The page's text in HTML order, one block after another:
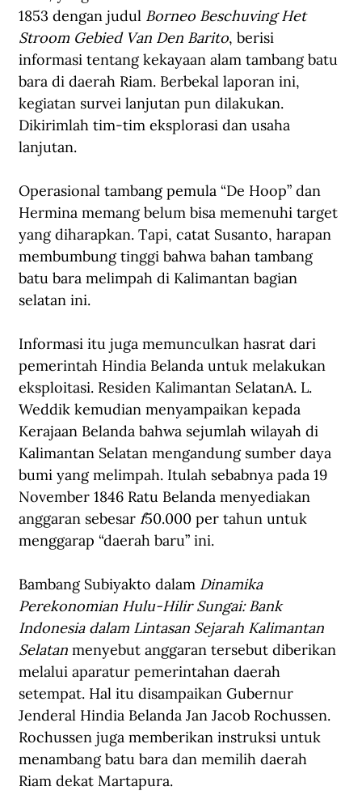
1853 dengan judul Borneo Beschuving Het
Stroom Gebied Van Den Barito, berisi
informasi tentang kekayaan alam tambang batu
bara di daerah Riam. Berbekal laporan ini,
kegiatan survei lanjutan pun dilakukan.
Dikirimlah tim-tim eksplorasi dan usaha
lanjutan.
Operasional tambang pemula “De Hoop” dan
Hermina memang belum bisa memenuhi target
yang diharapkan. Tapi, catat Susanto, harapan
membumbung tinggi bahwa bahan tambang
batu bara melimpah di Kalimantan bagian
selatan ini.
Informasi itu juga memunculkan hasrat dari
pemerintah Hindia Belanda untuk melakukan
eksploitasi. Residen Kalimantan SelatanA. L.
Weddik kemudian menyampaikan kepada
Kerajaan Belanda bahwa sejumlah wilayah di
Kalimantan Selatan mengandung sumber daya
bumi yang melimpah. Itulah sebabnya pada 19
November 1846 Ratu Belanda menyediakan
anggaran sebesar f50.000 per tahun untuk
menggarap “daerah baru” ini.
Bambang Subiyakto dalam Dinamika
Perekonomian Hulu-Hilir Sungai: Bank
Indonesia dalam Lintasan Sejarah Kalimantan
Selatan menyebut anggaran tersebut diberikan
melalui aparatur pemerintahan daerah
setempat. Hal itu disampaikan Gubernur
Jenderal Hindia Belanda Jan Jacob Rochussen.
Rochussen juga memberikan instruksi untuk
menambang batu bara dan memilih daerah
Riam dekat Martapura.